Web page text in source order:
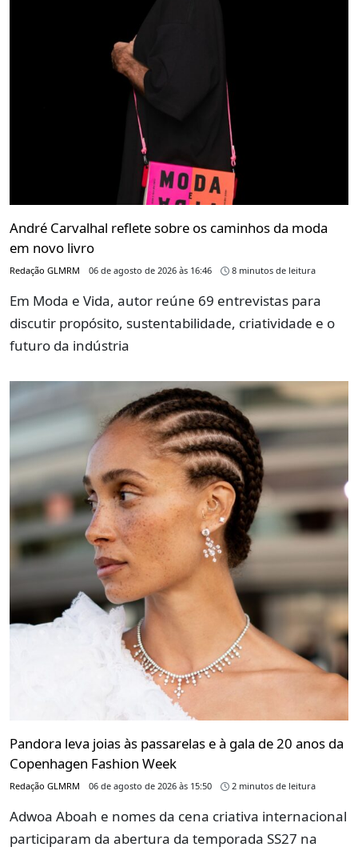
André Carvalhal reflete sobre os caminhos da moda
em novo livro
Redação GLMRM 06 de agosto de 2026 às 16:46 8 minutos de leitura
Em Moda e Vida, autor reúne 69 entrevistas para
discutir propósito, sustentabilidade, criatividade e o
futuro da indústria
Pandora leva joias às passarelas e à gala de 20 anos da
Copenhagen Fashion Week
Redação GLMRM 06 de agosto de 2026 às 15:50 2 minutos de leitura
Adwoa Aboah e nomes da cena criativa internacional
participaram da abertura da temporada SS27 na